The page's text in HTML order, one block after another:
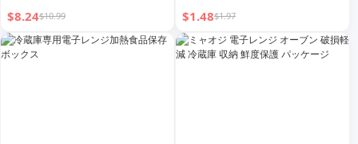
ー 格納式シェルフ
$8.24$10.99 $1.48$1.97